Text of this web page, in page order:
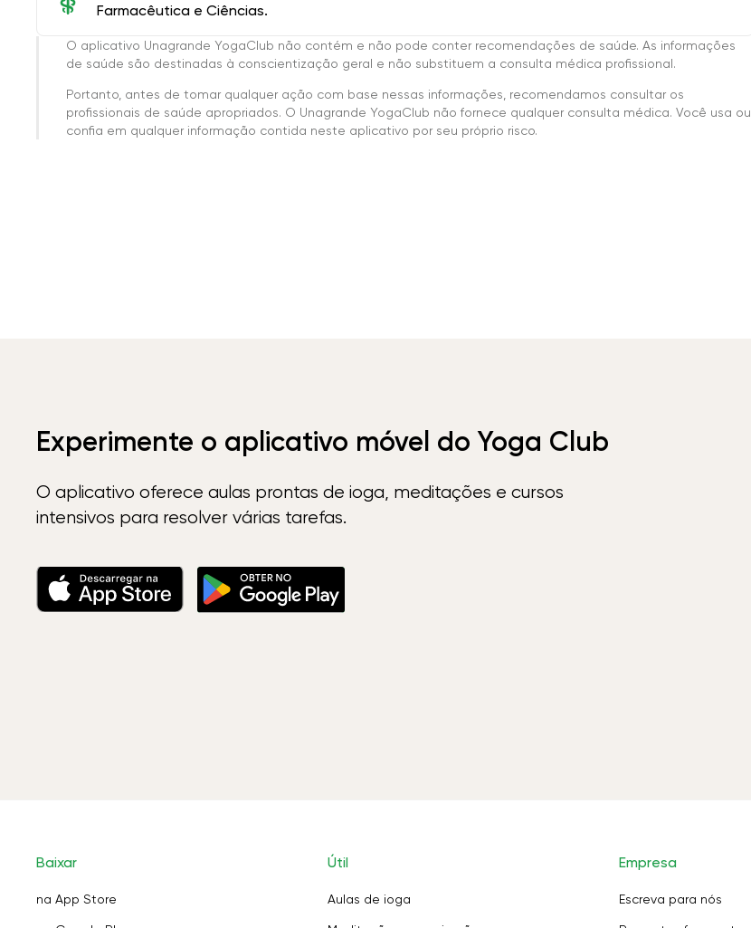
Farmacêutica e Ciências.
O aplicativo Unagrande YogaClub não contém e não pode conter recomendações de saúde. As informações
de saúde são destinadas à conscientização geral e não substituem a consulta médica profissional.
Portanto, antes de tomar qualquer ação com base nessas informações, recomendamos consultar os
profissionais de saúde apropriados. O Unagrande YogaClub não fornece qualquer consulta médica. Você usa ou
confia em qualquer informação contida neste aplicativo por seu próprio risco.
Experimente o aplicativo móvel do Yoga Club
O aplicativo oferece aulas prontas de ioga, meditações e cursos
intensivos para resolver várias tarefas.
Baixar
na App Store
Útil
Aulas de ioga
Empresa
Escreva para nós